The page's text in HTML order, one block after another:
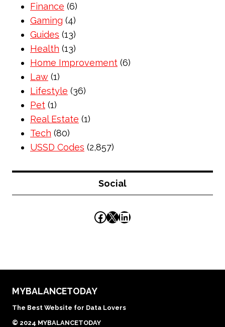
Finance (6)
Gaming (4)
Guides (13)
Health (13)
Home Improvement (6)
Law (1)
Lifestyle (36)
Pet (1)
Real Estate (1)
Tech (80)
USSD Codes (2,857)
Social
Facebook
X LinkedIn
MYBALANCETODAY
The Best Website for Data Lovers
© 2024 MYBALANCETODAY